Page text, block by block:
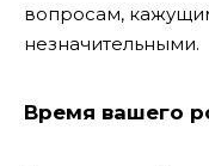
вопросам,
незначительными.
Время вашего